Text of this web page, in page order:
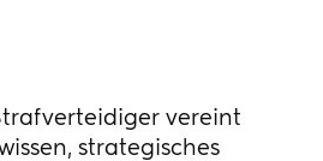
vereint
strategisches